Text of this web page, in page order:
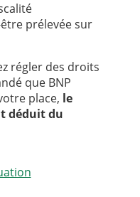
prélevée sur
régler des droits
que BNP
place, le
déduit du